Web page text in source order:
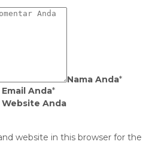
Nama Anda*
Email Anda*
Website Anda
website in this browser for the